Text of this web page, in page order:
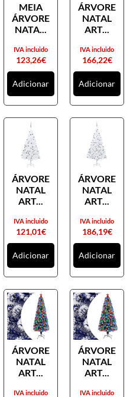
MEIA
ÁRVORE
NATA...
123,26€
IVA incluido
Adicionar
ÁRVORE
NATAL
ART...
166,22€
IVA incluido
Adicionar
ÁRVORE
NATAL
ART...
121,01€
IVA incluido
Adicionar
ÁRVORE
NATAL
ART...
186,19€
IVA incluido
Adicionar
ÁRVORE
NATAL
ART...
IVA incluido
ÁRVORE
NATAL
ART...
IVA incluido